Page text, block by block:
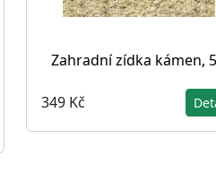
Zahradní zídka kámen,
349 Kč